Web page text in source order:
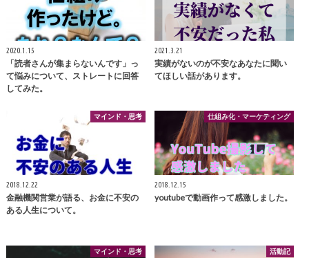
2020.1.15
「読者さんが集まらないんです」っ
て悩みについて、ストレートに回答
してみた。
2021.3.21
実績がないのが不安なあなたに聞い
てほしい話があります。
マインド・思考
2018.12.22
金融機関営業が語る、お金に不安の
ある人生について。
仕組み化・マーケティング
2018.12.15
youtubeで動画作って感激しました。
マインド・思考 活動記